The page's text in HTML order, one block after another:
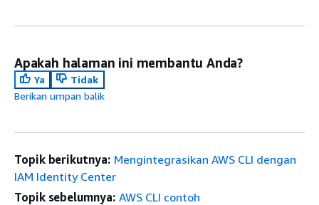
Apakah halaman ini membantu Anda?
Ya
Tidak
Berikan umpan balik
Topik berikutnya: Mengintegrasikan AWS CLI dengan
IAM Identity Center
Topik sebelumnya: AWS CLI contoh